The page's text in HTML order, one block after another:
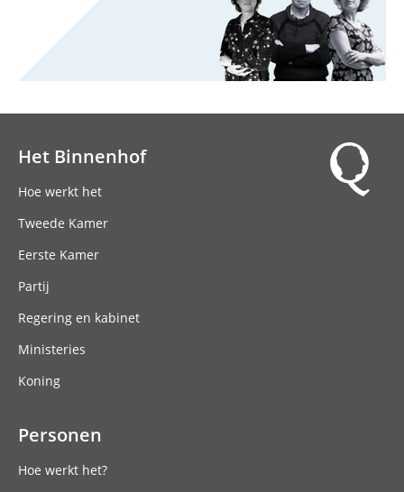
Het Binnenhof
Hoe werkt het
Tweede Kamer
Eerste Kamer
Partij
Regering en kabinet
Ministeries
Koning
Personen
Hoe werkt het?